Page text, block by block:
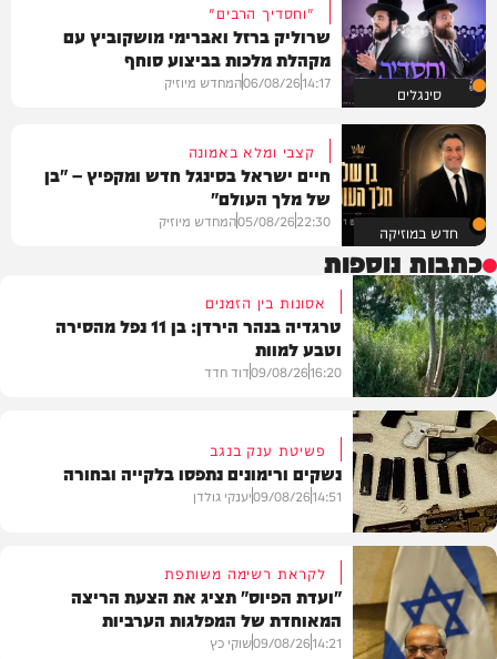
סינגלים
"וחסדיך הרבים"
שרוליק ברזל ואברימי מושקוביץ עם
מקהלת מלכות בביצוע סוחף
14:17
06/08/26המחדש מיוזיק
חדש במוזיקה
קצבי ומלא באמונה
חיים ישראל בסינגל חדש ומקפיץ – "בן
של מלך העולם"
22:30
05/08/26המחדש מיוזיק
כתבות נוספות
בארץ
אסונות בין הזמנים
טרגדיה בנהר הירדן: בן 11 נפל מהסירה
וטבע למוות
16:20
09/08/26דוד חדד
משטרה
פשיטת ענק בנגב
נשקים ורימונים נתפסו בלקייה ובחורה
14:51
09/08/26יענקי גולדן
לקראת רשימה משותפת
"ועדת הפיוס" תציג את הצעת הריצה
המאוחדת של המפלגות הערביות
14:21
09/08/26שוקי כץ